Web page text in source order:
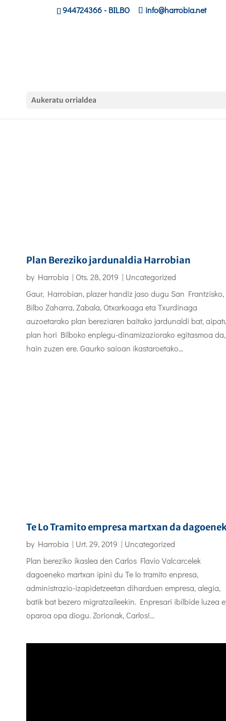
944724366- BILBO info@harrobia.net
Aukeratu orrialdea
Plan Bereziko jardunaldia Harrobian
by Harrobia | Ots. 28, 2019 | Uncategorized
Gaur, Harrobian, plazer handiz jaso dugu San Frantzisko,
Bilbo Zaharra, Zabala, Otxarkoaga eta Txurdinaga
auzoetarako plan bereziaren baitako jardunaldi bat,
plan hori Bilboko enplegu-dinamizaziorako egitasmoa da,
hain zuzen ere. Gaurko saioan ikastaroetako...
Te Lo Tramito empresa martxan da
by Harrobia | Urt. 29, 2019 | Uncategorized
Plan bereziko ikaslea den Carlos Flavio Valcarcelek
dagoeneko martxan ipini du Te lo tramito enpresa,
administrazio-izapidetzeetan diharduen empresa, alegia,
batik bat bezero migratzaileekin. Enpresari ibilbide luzea
oparoa opa diogu. Zorionak, Carlos!...